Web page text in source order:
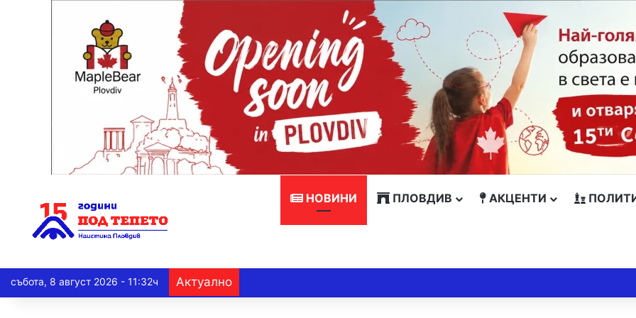
НОВИНИ ПЛОВДИВ АКЦЕНТИ
събота, 8 август 2026 - 11:32ч Актуално